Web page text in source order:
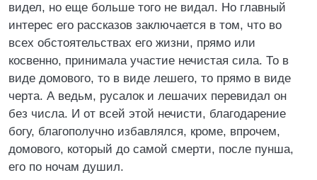
видел, но еще больше того не видал. Но главный
интерес его рассказов заключается в том, что во
всех обстоятельствах его жизни, прямо или
косвенно, принимала участие нечистая сила. То в
виде домового, то в виде лешего, то прямо в виде
черта. А ведьм, русалок и лешачих перевидал он
без числа. И от всей этой нечисти, благодарение
богу, благополучно избавлялся, кроме, впрочем,
домового, который до самой смерти, после пунша,
его по ночам душил.